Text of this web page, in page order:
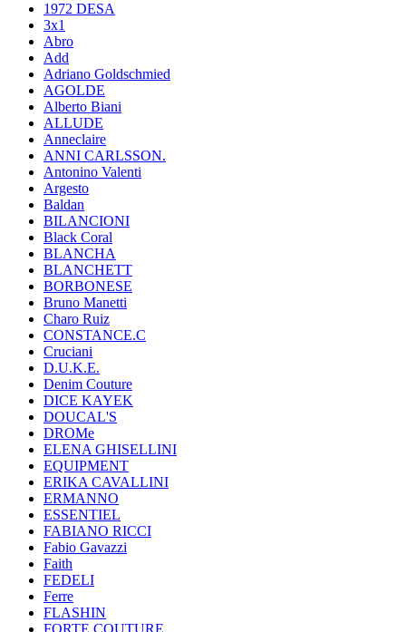
1972 DESA
3x1
Abro
Add
Adriano Goldschmied
AGOLDE
Alberto Biani
ALLUDE
Anneclaire
ANNI CARLSSON.
Antonino Valenti
Argesto
Baldan
BILANCIONI
Black Coral
BLANCHA
BLANCHETT
BORBONESE
Bruno Manetti
Charo Ruiz
CONSTANCE.C
Cruciani
D.U.K.E.
Denim Couture
DICE KAYEK
DOUCAL'S
DROMe
ELENA GHISELLINI
EQUIPMENT
ERIKA CAVALLINI
ERMANNO
ESSENTIEL
FABIANO RICCI
Fabio Gavazzi
Faith
FEDELI
Ferre
FLASHIN
FORTE COUTURE